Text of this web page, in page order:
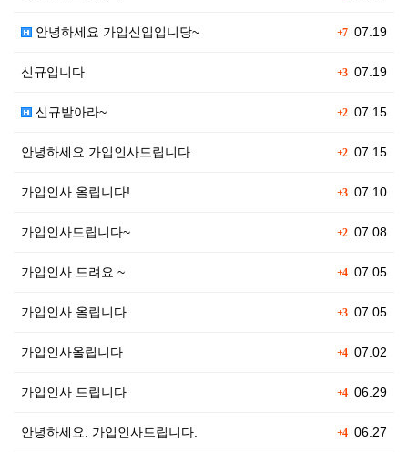
+707.19
안녕하세요 가입신입입니당~
+307.19
신규입니다
+207.15
신규받아라~
+207.15
안녕하세요 가입인사드립니다
+307.10
가입인사 올립니다!
+207.08
가입인사드립니다~
+407.05
가입인사 드려요 ~
+307.05
가입인사 올립니다
+407.02
가입인사올립니다
+406.29
가입인사 드립니다
+406.27
안녕하세요. 가입인사드립니다.